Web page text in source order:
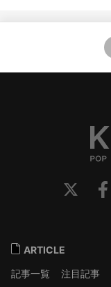
ARTICLE
記事一覧
注目記事